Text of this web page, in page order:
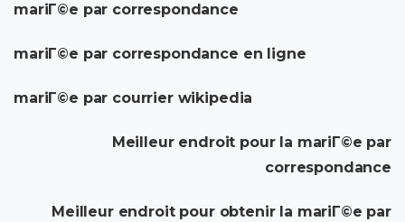
mariГ©e par correspondance
mariГ©e par correspondance en ligne
mariГ©e par courrier wikipedia
Meilleur endroit pour la mariГ©e par
correspondance
Meilleur endroit pour obtenir la mariГ©e par